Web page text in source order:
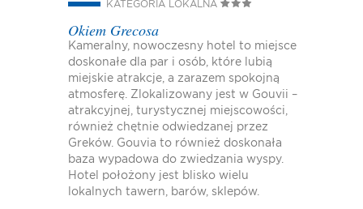
KATEGORIA LOKALNA
Okiem Grecosa
Kameralny, nowoczesny hotel to miejsce
doskonałe dla par i osób, które lubią
miejskie atrakcje, a zarazem spokojną
atmosferę. Zlokalizowany jest w Gouvii –
atrakcyjnej, turystycznej miejscowości,
również chętnie odwiedzanej przez
Greków. Gouvia to również doskonała
baza wypadowa do zwiedzania wyspy.
Hotel położony jest blisko wielu
lokalnych tawern, barów, sklepów.